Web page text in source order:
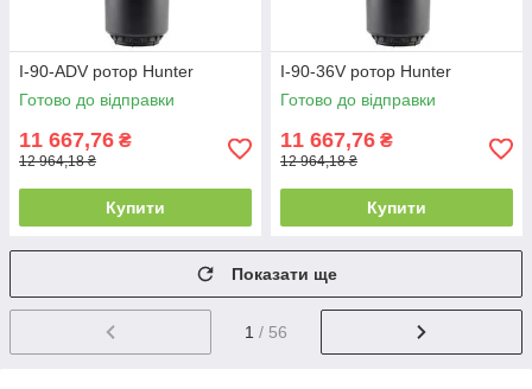
I-90-ADV ротор Hunter
Готово до відправки
11 667,76 ₴
12 964,18 ₴
Купити
I-90-36V ротор Hunter
Готово до відправки
11 667,76 ₴
12 964,18 ₴
Купити
Показати ще
1 / 56